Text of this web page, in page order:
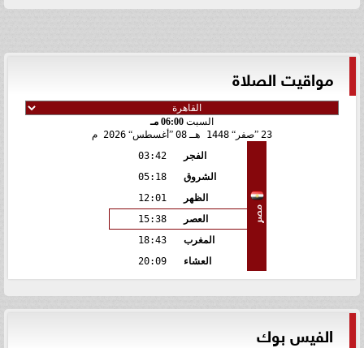
مواقيت الصلاة
السبت 06:00 مـ
23 صفر 1448 هـ 08 أغسطس 2026 م
مصر
الفجر
03:42
الشروق
05:18
الظهر
12:01
العصر
15:38
المغرب
18:43
العشاء
20:09
الفيس بوك